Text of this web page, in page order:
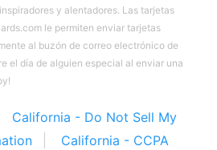
y alentadores. Las tarjetas
le permiten enviar tarjetas
al buzón de correo electrónico de
el día de alguien especial al enviar una
California - Do Not Sell My
California - CCPA